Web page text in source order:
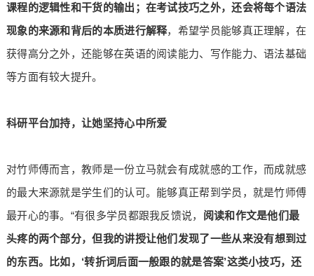
课程的逻辑性和干货的输出； 在考试技巧之外，还会将每个语法
现象的来源和背后的本质进行解释，希望学员能够真正理解，在
获得高分之外，还能够在英语的阅读能力、写作能力、语法基础
等方面有较大提升。
科研平台加持，让她坚持心中所爱
对竹师傅而言，教师是一份立马就会有成就感的工作，而成就感
的最大来源就是学生们的认可。能够真正帮到学员，就是竹师傅
最开心的事。“有很多学员都跟我反馈说， 阅读和作文是他们最
头疼的两个部分，但我的讲授让他们 发现了一些从来没有想到过
的东西。 比如，‘转折词后面一般跟的就是答案’这类小技巧，还